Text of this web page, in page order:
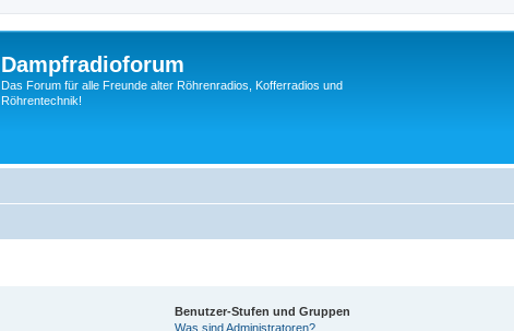
Dampfradioforum
Das Forum für alle Freunde alter Röhrenradios, Kofferradios und
Röhrentechnik!
Benutzer-Stufen und Gruppen
Was sind Administratoren?